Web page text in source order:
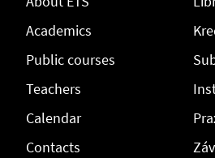
Academics
Public courses
Teachers
Calendar
Contacts